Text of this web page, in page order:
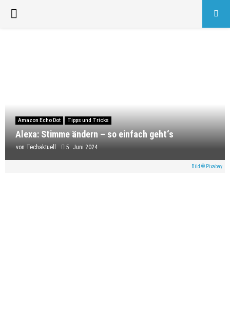
PRIMARY
Amazon Echo Dot Tipps und Tricks
Alexa: Stimme ändern – so einfach geht‘s
von Techaktuell 5. Juni 2024
Bild © Pixabay